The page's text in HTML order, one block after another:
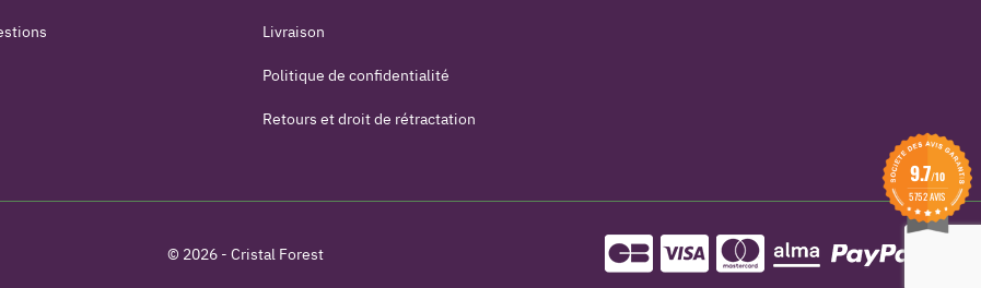
Livraison
Politique de confidentialité
Retours et droit de rétractation
© 2026 - Cristal Forest
9.7/10
5752 AVIS